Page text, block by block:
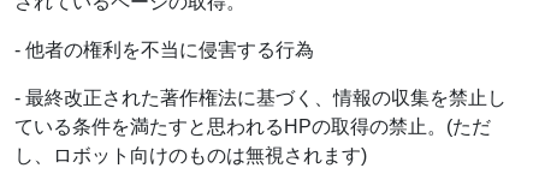
- 他者の権利を不当に侵害する行為
- 最終改正された著作権法に基づく、情報の収集を禁止し
ている条件を満たすと思われるHPの取得の禁止。(ただ
し、ロボット向けのものは無視されます)